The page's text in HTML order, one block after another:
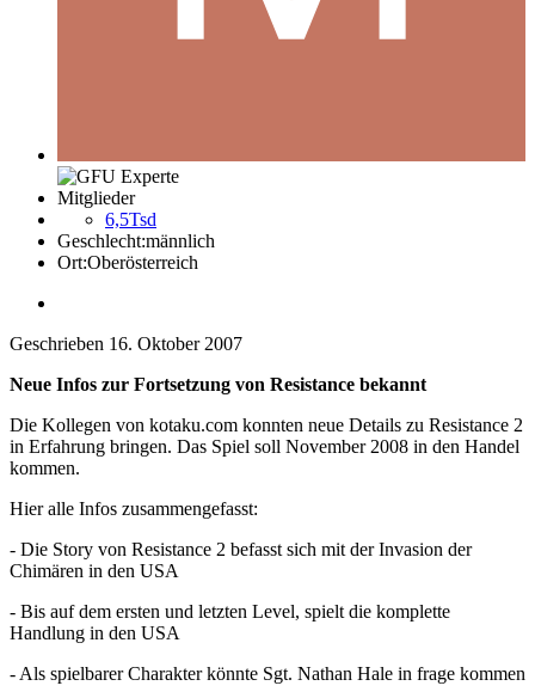
Mitglieder
6,5Tsd
Geschlecht:männlich
Ort:Oberösterreich
Geschrieben 16. Oktober 2007
Neue Infos zur Fortsetzung von Resistance bekannt
Die Kollegen von kotaku.com konnten neue Details zu Resistance 2
in Erfahrung bringen. Das Spiel soll November 2008 in den Handel
kommen.
Hier alle Infos zusammengefasst:
- Die Story von Resistance 2 befasst sich mit der Invasion der
Chimären in den USA
- Bis auf dem ersten und letzten Level, spielt die komplette
Handlung in den USA
- Als spielbarer Charakter könnte Sgt. Nathan Hale in frage kommen